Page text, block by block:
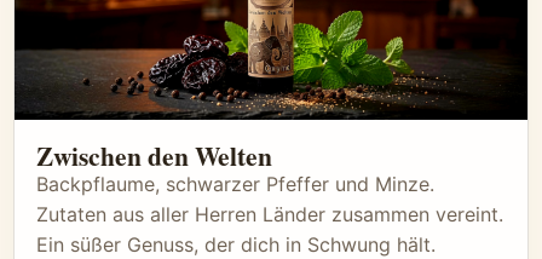
Zwischen den Welten
Backpflaume, schwarzer Pfeffer und Minze.
Zutaten aus aller Herren Länder zusammen vereint.
Ein süßer Genuss, der dich in Schwung hält.